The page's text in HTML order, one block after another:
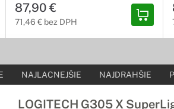
87,90 €
71,46 € bez DPH
NAJLACNEJŠIE NAJDRAHŠIE
LOGITECH G305 X